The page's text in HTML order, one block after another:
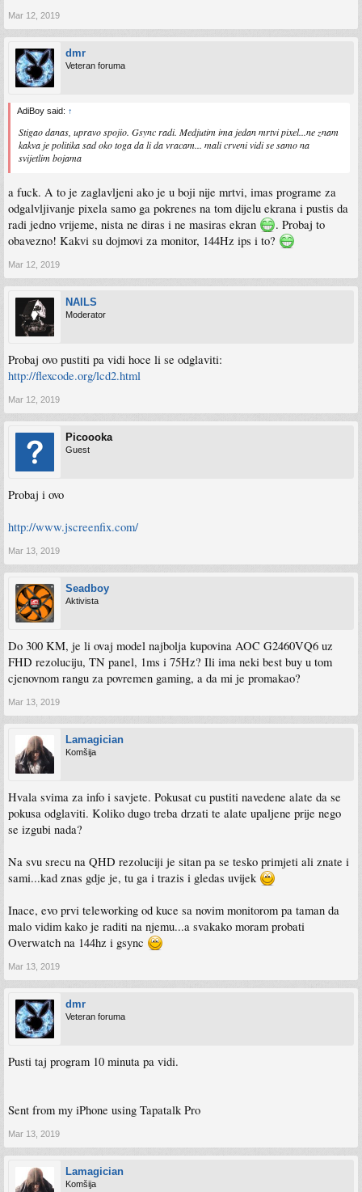
Mar 12, 2019
dmr
Veteran foruma
AdiBoy said: ↑
Stigao danas, upravo spojio. Gsync radi. Medjutim ima jedan mrtvi pixel...ne znam
kakva je politika sad oko toga da li da vracam... mali crveni vidi se samo na
svijetlim bojama
a fuck. A to je zaglavljeni ako je u boji nije mrtvi, imas programe za
odgalvljivanje pixela samo ga pokrenes na tom dijelu ekrana i pustis da
radi jedno vrijeme, nista ne diras i ne masiras ekran
. Probaj to
obavezno! Kakvi su dojmovi za monitor, 144Hz ips i to?
Mar 12, 2019
NAILS
Moderator
Probaj ovo pustiti pa vidi hoce li se odglaviti:
http://flexcode.org/lcd2.html
Mar 12, 2019
Picoooka
Guest
Probaj i ovo
http://www.jscreenfix.com/
Mar 13, 2019
Seadboy
Aktivista
Do 300 KM, je li ovaj model najbolja kupovina AOC G2460VQ6 uz
FHD rezoluciju, TN panel, 1ms i 75Hz? Ili ima neki best buy u tom
cjenovnom rangu za povremen gaming, a da mi je promakao?
Mar 13, 2019
Lamagician
Komšija
Hvala svima za info i savjete. Pokusat cu pustiti navedene alate da se
pokusa odglaviti. Koliko dugo treba drzati te alate upaljene prije nego
se izgubi nada?
Na svu srecu na QHD rezoluciji je sitan pa se tesko primjeti ali znate i
sami...kad znas gdje je, tu ga i trazis i gledas uvijek
Inace, evo prvi teleworking od kuce sa novim monitorom pa taman da
malo vidim kako je raditi na njemu...a svakako moram probati
Overwatch na 144hz i gsync
Mar 13, 2019
dmr
Veteran foruma
Pusti taj program 10 minuta pa vidi.
Sent from my iPhone using Tapatalk Pro
Mar 13, 2019
Lamagician
Komšija